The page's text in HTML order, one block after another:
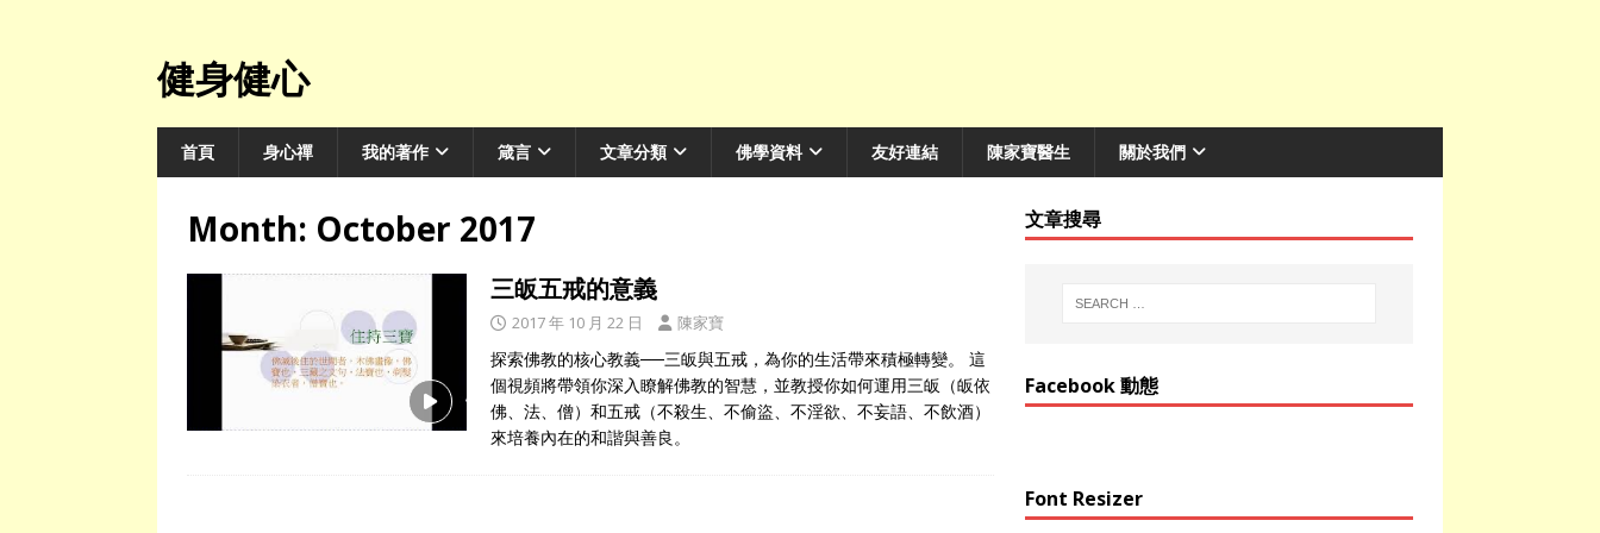
健身健心
首頁 身心禪 我的著作 箴言 文章分類 佛學資料 友好連結 陳家寶醫生 關於我們
Month: October 2017
三皈五戒的意義
2017 年 10 月 22 日 陳家寶
探索佛教的核心教義──三皈與五戒，為你的生活帶來積極轉變。 這
個視頻將帶領你深入瞭解佛教的智慧，並教授你如何運用三皈（皈依
佛、法、僧）和五戒（不殺生、不偷盜、不淫欲、不妄語、不飲酒）
來培養內在的和諧與善良。
文章搜尋
Facebook 動態
Font Resizer